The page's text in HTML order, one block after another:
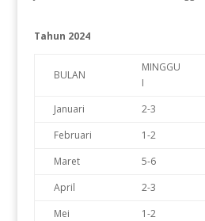
Tahun 2024
BULAN
MINGGU
I
Januari
2-3
Februari
1-2
Maret
5-6
April
2-3
Mei
1-2